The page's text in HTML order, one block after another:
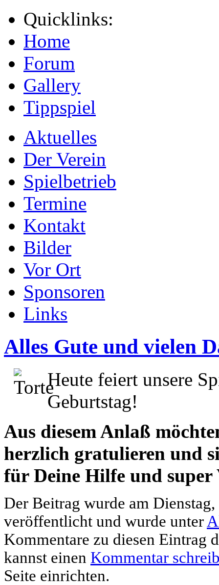
Quicklinks:
Home
Forum
Gallery
Tippspiel
Aktuelles
Der Verein
Spielbetrieb
Termine
Kontakt
Bilder
Vor Ort
Sponsoren
Links
Alles Gute und vielen
Heute feiert unsere
Geburtstag!
Aus diesem Anlaß
herzlich gratulieren und
für Deine Hilfe und super
Der Beitrag wurde am
veröffentlicht und wurde unter
Kommentare zu diesen Eintrag
kannst einen Kommentar
Seite einrichten.